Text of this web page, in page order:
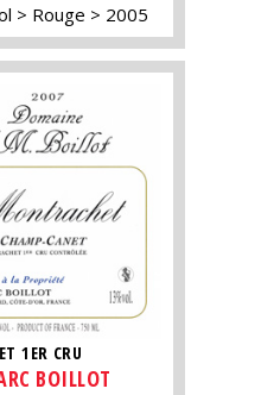
Rouge 2005
1ER CRU
BOILLOT